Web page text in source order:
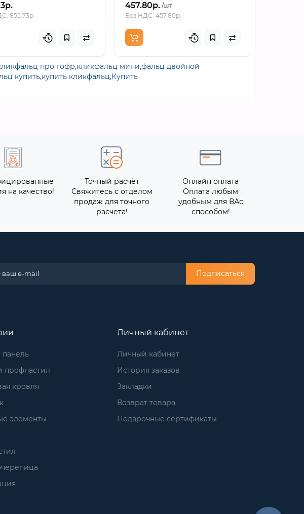
855.73р.
457.80р. /шт
Без НДС: 457.80р.
про гофр,кликфальц мини,фальц двойной
купить,купить кликфальц,Купить
на качество!
Точный расчёт
Свяжитесь с отделом
продаж для точного
расчета!
Онлайн оплата
Оплата любым
удобным для ВАс
способом!
Подписаться
панель
профнастил
кровля
элементы
Личный кабинет
Личный кабинет
История заказов
Закладки
Возврат товара
Подарочные сертификаты